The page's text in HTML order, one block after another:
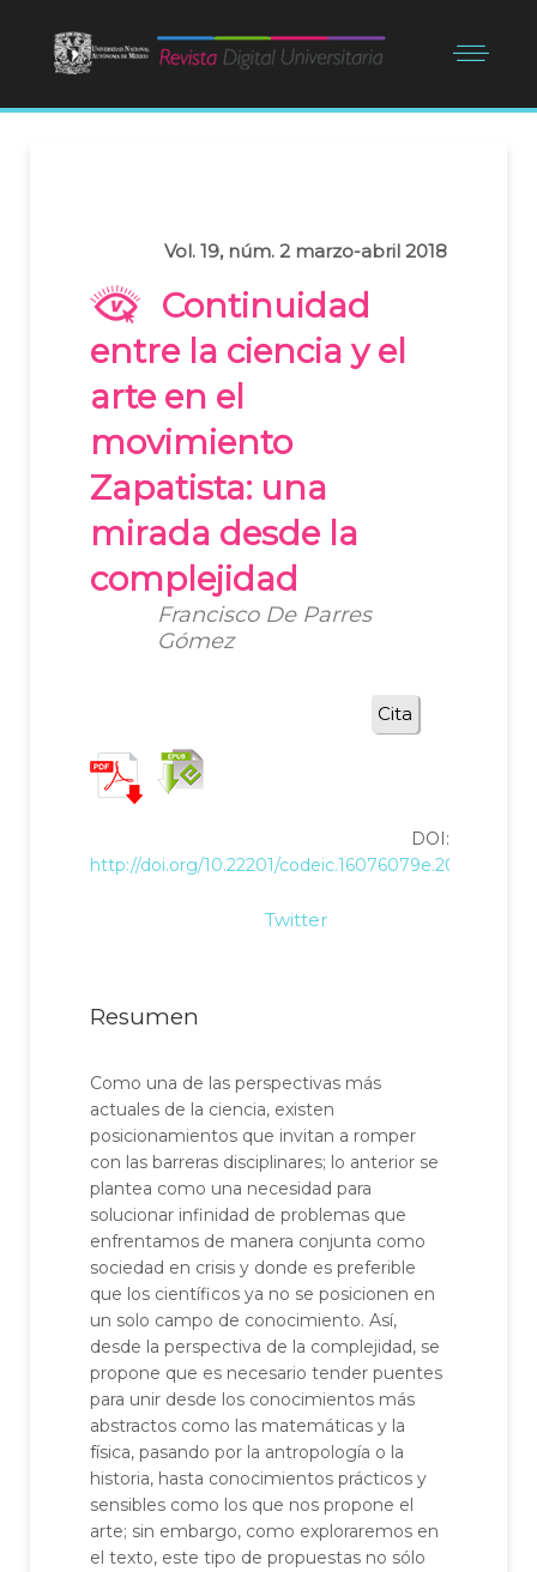
Vol. 19, núm. 2 marzo-abril 2018
Continuidad
entre la ciencia y el
arte en el
movimiento
Zapatista: una
mirada desde la
complejidad
Francisco De Parres
Gómez
Cita
DOI:
http://doi.org/10.22201/
Twitter
Resumen
Como una de las perspectivas más
actuales de la ciencia, existen
posicionamientos que invitan a romper
con las barreras disciplinares; lo anterior se
plantea como una necesidad para
solucionar infinidad de problemas que
enfrentamos de manera conjunta como
sociedad en crisis y donde es preferible
que los científicos ya no se posicionen en
un solo campo de conocimiento. Así,
desde la perspectiva de la complejidad, se
propone que es necesario tender puentes
para unir desde los conocimientos más
abstractos como las matemáticas y la
física, pasando por la antropología o la
historia, hasta conocimientos prácticos y
sensibles como los que nos propone el
arte; sin embargo, como exploraremos en
el texto, este tipo de propuestas no sólo